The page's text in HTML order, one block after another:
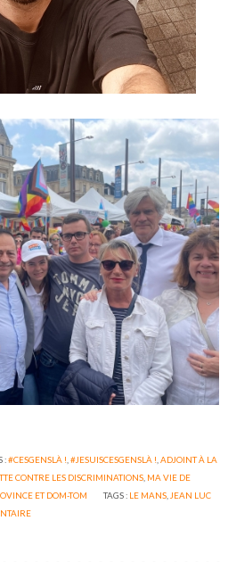
:#CESGENSLÀ ! #JESUISCESGENSLÀ ! ADJOINT À LA
CONTRE LES DISCRIMINATIONS MA VIE DE
ET DOM-TOM TAGS : LE MANS JEAN LUC